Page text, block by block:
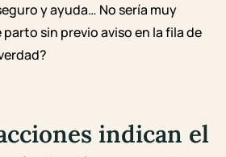
y ayuda… No sería muy
sin previo aviso en la fila de
indican el